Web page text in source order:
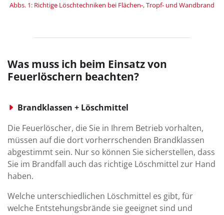
Abbs. 1: Richtige Löschtechniken bei Flächen-, Tropf- und Wandbrand
Was muss ich beim Einsatz von
Feuerlöschern beachten?
Brandklassen + Löschmittel
Die Feuerlöscher, die Sie in Ihrem Betrieb vor­halten,
müssen auf die dort vor­herr­schen­den Brand­klassen
ab­ge­stimmt sein. Nur so können Sie sicher­stellen, dass
Sie im Brand­fall auch das richtige Lösch­mittel zur Hand
haben.
Welche unter­schied­lichen Lösch­mittel es gibt, für
welche Ent­ste­hungs­brände sie ge­eignet sind und